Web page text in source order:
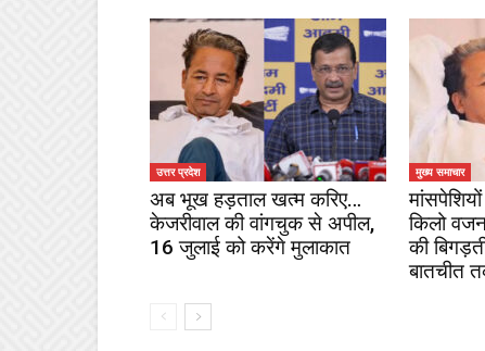
उत्तर प्रदेश
अब भूख हड़ताल खत्म करिए…
केजरीवाल की वांगचुक से अपील,
16 जुलाई को करेंगे मुलाकात
मुख्य समाचार
किलो
की
बातचीत